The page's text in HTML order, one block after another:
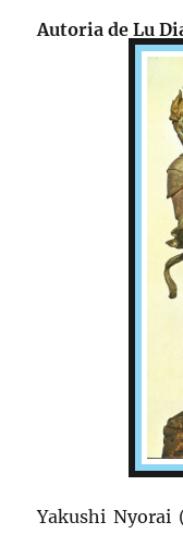
Autoria de Lu
Yakushi Nyorai